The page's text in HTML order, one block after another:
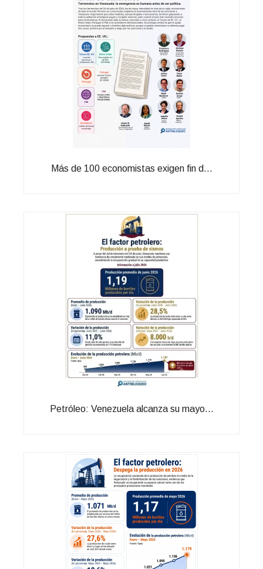
Más de 100 economistas exigen fin d...
Petróleo: Venezuela alcanza su mayo...